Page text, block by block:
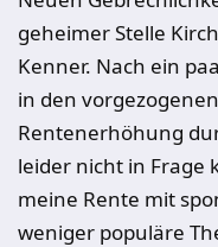
geheimer Stelle
Kenner. Nach ein
in den
Rentenerhöhung
leider nicht in Frage
meine Rente mit
weniger populäre